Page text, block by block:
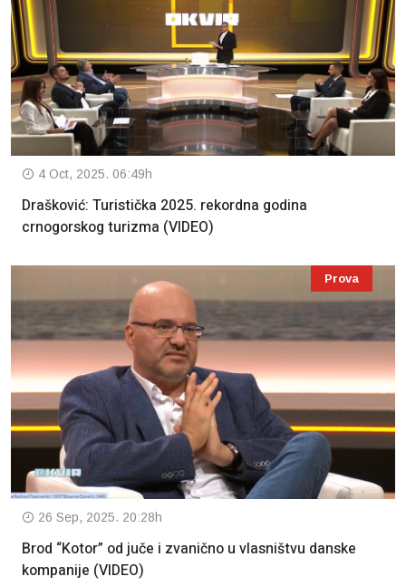
4 Oct, 2025. 06:49h
Drašković: Turistička 2025. rekordna godina
crnogorskog turizma (VIDEO)
Prova
26 Sep, 2025. 20:28h
Brod “Kotor” od juče i zvanično u vlasništvu danske
kompanije (VIDEO)